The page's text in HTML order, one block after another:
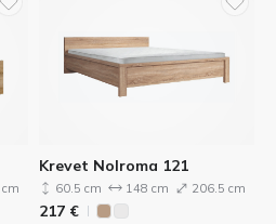
Krevet Nolroma 121
60.5 cm 148 cm 206.5 cm
217 €